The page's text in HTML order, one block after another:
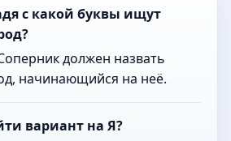
с какой буквы ищут
должен назвать
начинающийся на неё.
вариант на Я?